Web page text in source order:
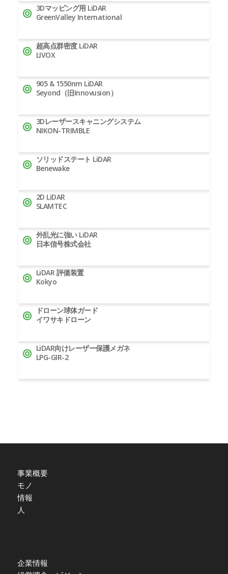
3Dマッピング用 LiDAR
GreenValley International
超高点群密度 LiDAR
LIVOX
905 & 1550nm LiDAR
Seyond（旧Innovusion）
3Dレーザースキャニングシステム
NIKON-TRIMBLE
ソリッドステート LiDAR
Benewake
2D LiDAR
SLAMTEC
外乱光に強い LiDAR
日本信号株式会社
LiDAR 評価装置
Kokyo
ドローン球体ガード
イワサキドローン
LiDAR向けレーザー保護メガネ
LPG-GIR-2
事業概要
モノ
情報
人
企業情報